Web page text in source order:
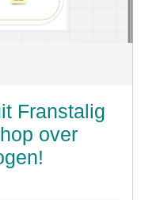
Franstalig
over